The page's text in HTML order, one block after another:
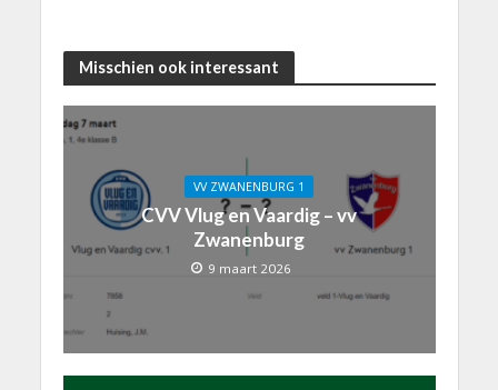
Misschien ook interessant
VV ZWANENBURG 1
CVV Vlug en Vaardig – vv
Zwanenburg
9 maart 2026